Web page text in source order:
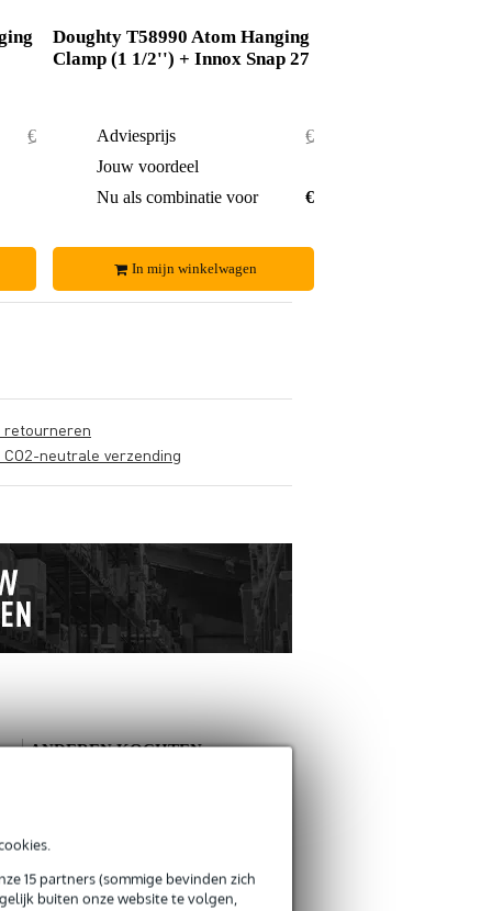
15 partners (sommige bevinden zich
buiten onze website te volgen,
€ 46,20
Doughty T58990 Atom Hanging
Clamp (1 1/2'') + Innox Snap 27
Adviesprijs
€ 22,70
Jouw voordeel
Nu als combinatie voor
€ 21,65
In mijn winkelwagen
retourneren
CO2-neutrale verzending
Je naam
ANDEREN KOCHTEN